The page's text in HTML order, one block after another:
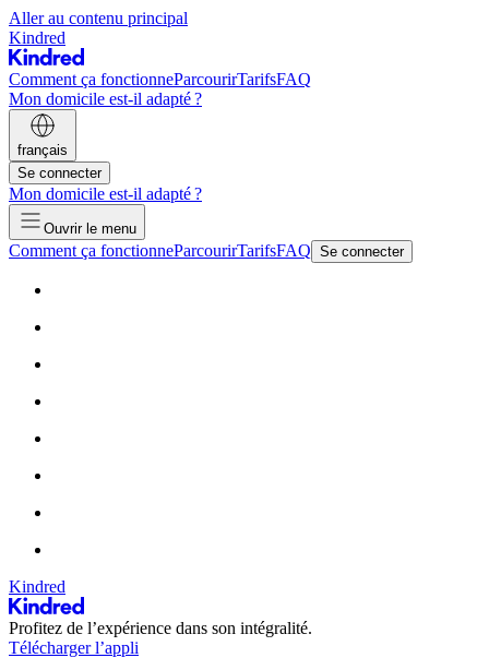
Aller au contenu principal
Kindred
Comment ça fonctionneParcourirTarifsFAQ
Mon domicile est-il adapté ?
français
Se connecter
Mon domicile est-il adapté ?
Ouvrir le menu
Comment ça fonctionneParcourirTarifsFAQ Se connecter
Kindred
Profitez de l’expérience dans son intégralité.
Télécharger l’appli